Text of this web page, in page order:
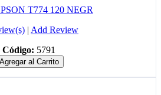
T774 120 NEGR
| Add Review
Código: 5791
Agregar al Carrito